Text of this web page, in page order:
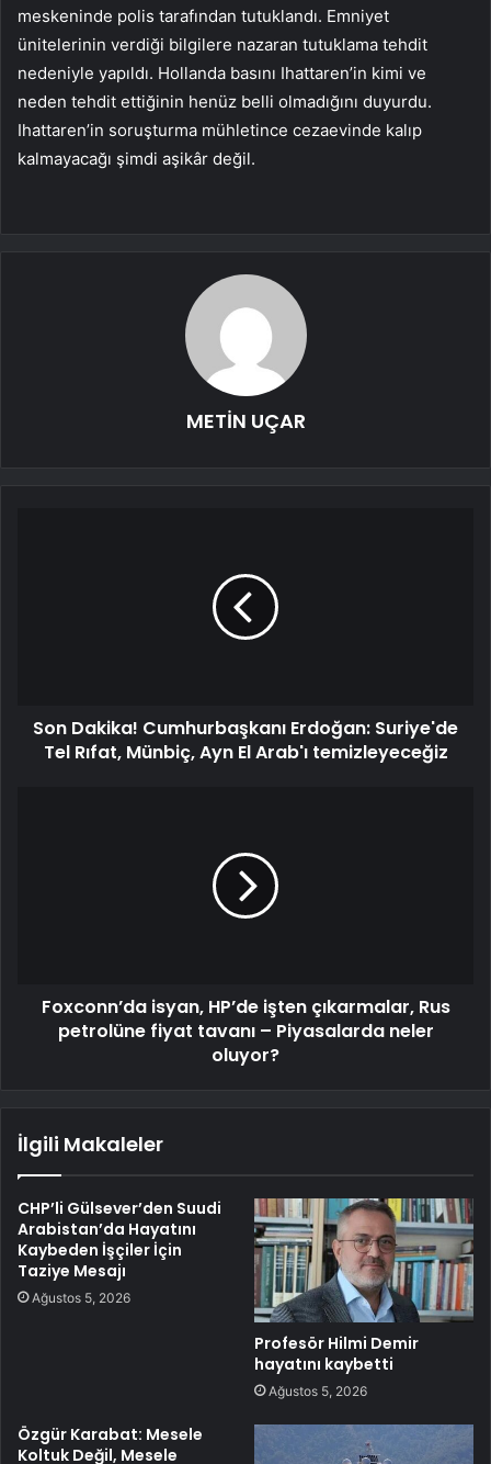
meskeninde polis tarafından tutuklandı. Emniyet
ünitelerinin verdiği bilgilere nazaran tutuklama tehdit
nedeniyle yapıldı. Hollanda basını Ihattaren’in kimi ve
neden tehdit ettiğinin henüz belli olmadığını duyurdu.
Ihattaren’in soruşturma mühletince cezaevinde kalıp
kalmayacağı şimdi aşikâr değil.
METİN UÇAR
Son Dakika! Cumhurbaşkanı Erdoğan: Suriye'de
Tel Rıfat, Münbiç, Ayn El Arab'ı temizleyeceğiz
Foxconn’da isyan, HP’de işten çıkarmalar, Rus
petrolüne fiyat tavanı – Piyasalarda neler
oluyor?
İlgili Makaleler
CHP’li Gülsever’den Suudi
Arabistan’da Hayatını
Kaybeden İşçiler İçin
Taziye Mesajı
Ağustos 5, 2026
Profesör Hilmi Demir
hayatını kaybetti
Ağustos 5, 2026
Özgür Karabat: Mesele
Koltuk Değil, Mesele